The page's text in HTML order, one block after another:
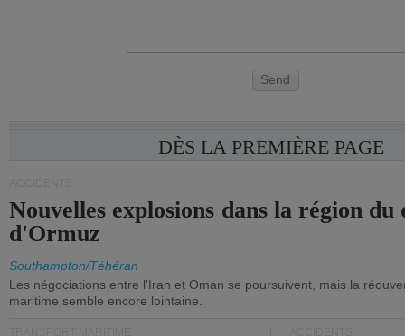
Send
DÈS LA PREMIÈRE PAGE
Nouvelles explosions dans la région
d'Ormuz
Southampton/Téhéran
Les négociations entre l'Iran et Oman se poursuivent, mais la
maritime semble encore lointaine.